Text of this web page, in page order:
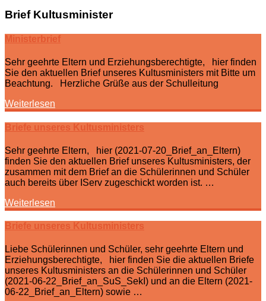
Brief Kultusminister
Ministerbrief
Sehr geehrte Eltern und Erziehungsberechtigte, hier finden
Sie den aktuellen Brief unseres Kultusministers mit Bitte um
Beachtung. Herzliche Grüße aus der Schulleitung
Weiterlesen
Briefe unseres Kultusministers
Sehr geehrte Eltern, hier (2021-07-20_Brief_an_Eltern)
finden Sie den aktuellen Brief unseres Kultusministers, der
zusammen mit dem Brief an die Schülerinnen und Schüler
auch bereits über IServ zugeschickt worden ist. …
Weiterlesen
Briefe unseres Kultusministers
Liebe Schülerinnen und Schüler, sehr geehrte Eltern und
Erziehungsberechtigte, hier finden Sie die aktuellen Briefe
unseres Kultusministers an die Schülerinnen und Schüler
(2021-06-22_Brief_an_SuS_SekI) und an die Eltern (2021-
06-22_Brief_an_Eltern) sowie …